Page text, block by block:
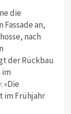
die
an,
nach
der Rückbau
im
«Die
im Frühjahr